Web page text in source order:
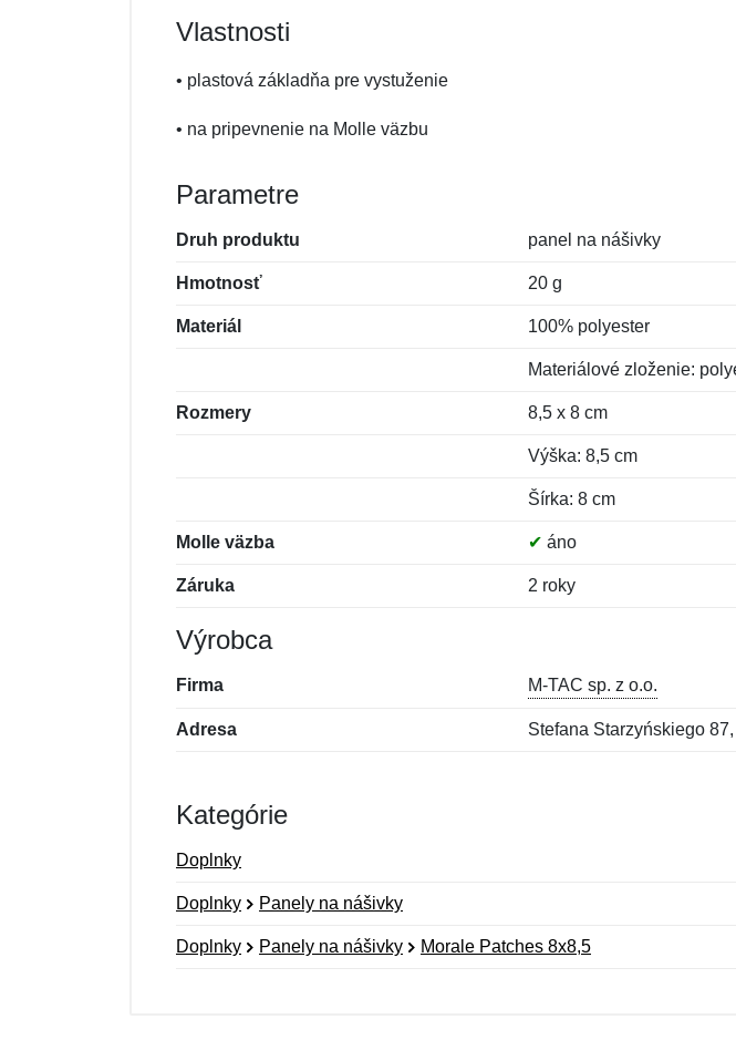
Vlastnosti
• plastová základňa pre vystuženie
• na pripevnenie na Molle väzbu
Parametre
Druh produktu panel na nášivky
Hmotnosť 20 g
Materiál 100% polyester
Materiálové zloženie:
Rozmery 8,5 x 8 cm
Výška: 8,5 cm
Šírka: 8 cm
Molle väzba ✔ áno
Záruka 2 roky
Výrobca
Firma M-TAC sp. z o.o.
Adresa Stefana Starzyńskiego
Kategórie
Doplnky
Doplnky Panely na nášivky
Doplnky Panely na nášivky Morale Patches 8x8,5